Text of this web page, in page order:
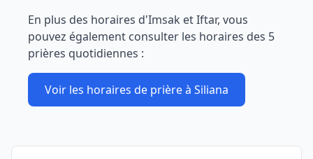
En plus des horaires d'Imsak et Iftar, vous
pouvez également consulter les horaires des 5
prières quotidiennes :
Voir les horaires de prière à Siliana